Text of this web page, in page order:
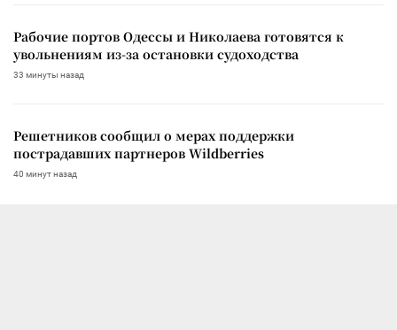
Рабочие портов Одессы и Николаева готовятся к
увольнениям из-за остановки судоходства
33 минуты назад
Решетников сообщил о мерах поддержки
пострадавших партнеров Wildberries
40 минут назад